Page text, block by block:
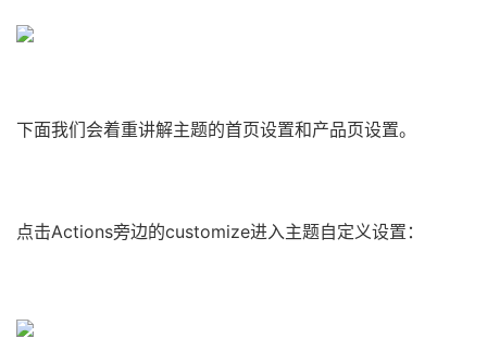
下面我们会着重讲解主题的首页设置和产品页设置。
点击Actions旁边的customize进入主题自定义设置：